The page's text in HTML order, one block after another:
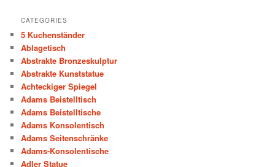
CATEGORIES
5 Kuchenständer
Ablagetisch
Abstrakte Bronzeskulptur
Abstrakte Kunststatue
Achteckiger Spiegel
Adams Beistelltisch
Adams Beistelltische
Adams Konsolentisch
Adams Seitenschränke
Adams-Konsolentische
Adler Statue